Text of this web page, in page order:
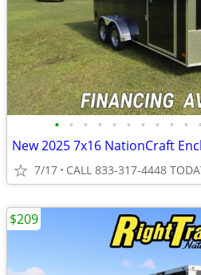
• • • • • • • • • • •
New 2025 7x16 NationCraft
7/17 CALL 833-317-4448
$209